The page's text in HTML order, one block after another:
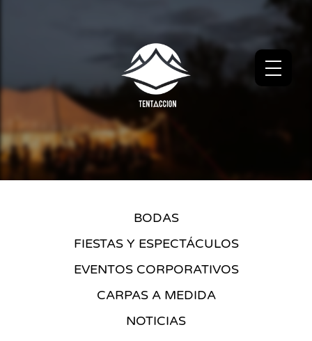
BODAS
FIESTAS Y ESPECTÁCULOS
EVENTOS CORPORATIVOS
CARPAS A MEDIDA
NOTICIAS